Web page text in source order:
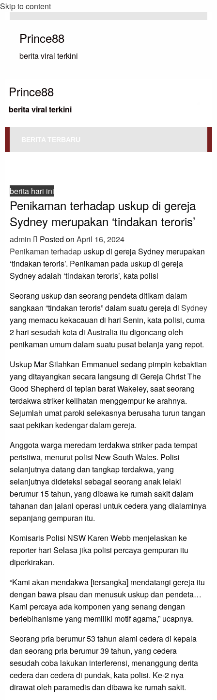
Skip to content
Prince88
berita viral terkini
Prince88
berita viral terkini
BERITA TERBARU
berita hari ini
Penikaman terhadap uskup di gereja
Sydney merupakan ‘tindakan teroris’
admin Posted on April 16, 2024
Penikaman terhadap uskup di gereja Sydney merupakan
‘tindakan teroris’. Penikaman pada uskup di gereja
Sydney adalah ‘tindakan teroris’, kata polisi
Seorang uskup dan seorang pendeta ditikam dalam
sangkaan “tindakan teroris” dalam suatu gereja di Sydney
yang memacu kekacauan di hari Senin, kata polisi, cuma
2 hari sesudah kota di Australia itu digoncang oleh
penikaman umum dalam suatu pusat belanja yang repot.
Uskup Mar Silahkan Emmanuel sedang pimpin kebaktian
yang ditayangkan secara langsung di Gereja Christ The
Good Shepherd di tepian barat Wakeley, saat seorang
terdakwa striker kelihatan menggempur ke arahnya.
Sejumlah umat paroki selekasnya berusaha turun tangan
saat pekikan kedengar dalam gereja.
Anggota warga meredam terdakwa striker pada tempat
peristiwa, menurut polisi New South Wales. Polisi
selanjutnya datang dan tangkap terdakwa, yang
selanjutnya dideteksi sebagai seorang anak lelaki
berumur 15 tahun, yang dibawa ke rumah sakit dalam
tahanan dan jalani operasi untuk cedera yang dialaminya
sepanjang gempuran itu.
Komisaris Polisi NSW Karen Webb menjelaskan ke
reporter hari Selasa jika polisi percaya gempuran itu
diperkirakan.
“Kami akan mendakwa [tersangka] mendatangi gereja itu
dengan bawa pisau dan menusuk uskup dan pendeta…
Kami percaya ada komponen yang senang dengan
berlebihanisme yang memiliki motif agama,” ucapnya.
Seorang pria berumur 53 tahun alami cedera di kepala
dan seorang pria berumur 39 tahun, yang cedera
sesudah coba lakukan interferensi, menanggung derita
cedera dan cedera di pundak, kata polisi. Ke-2 nya
dirawat oleh paramedis dan dibawa ke rumah sakit.